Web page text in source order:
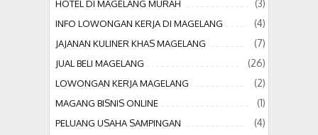
HOTEL DI MAGELANG MURAH (3)
INFO LOWONGAN KERJA DI MAGELANG (4)
JAJANAN KULINER KHAS MAGELANG (7)
JUAL BELI MAGELANG (26)
LOWONGAN KERJA MAGELANG (2)
MAGANG BISNIS ONLINE (1)
PELUANG USAHA SAMPINGAN (4)